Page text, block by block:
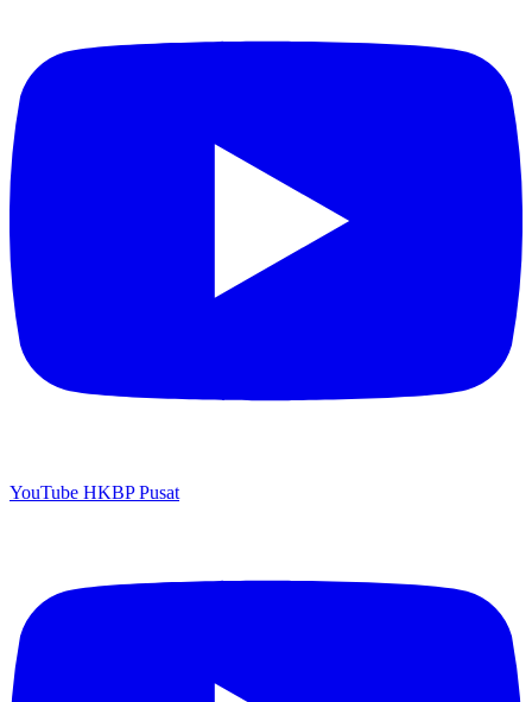
YouTube HKBP Pusat